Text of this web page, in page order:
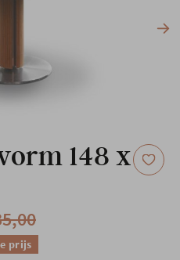
148 x
prijs